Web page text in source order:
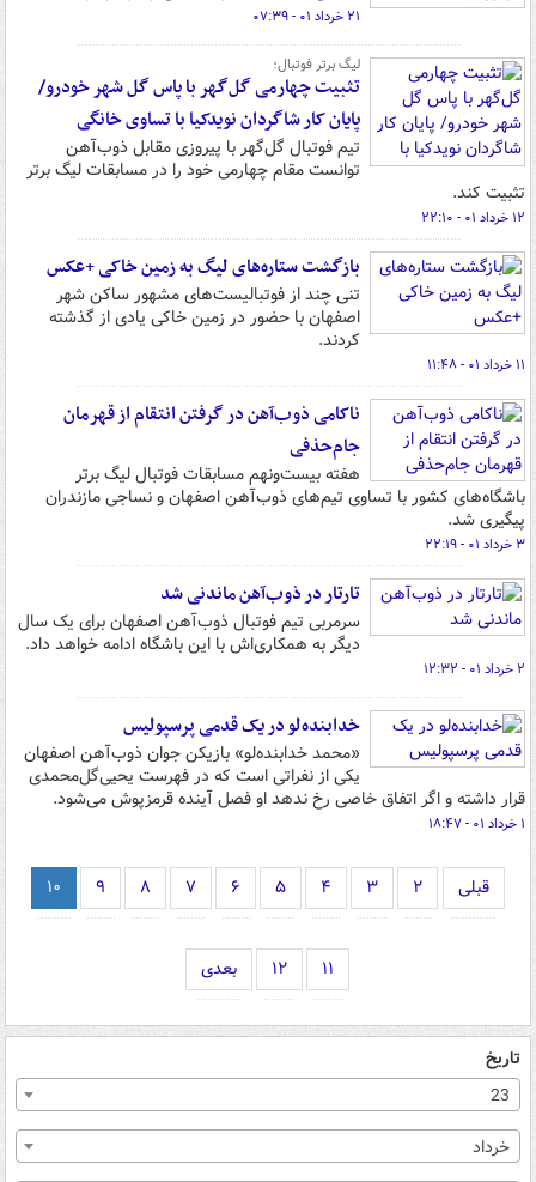
۲۱ خرداد ۰۱ - ۰۷:۳۹
لیگ برتر فوتبال؛
تثبیت چهارمی گل‌گهر با پاس گل شهر خودرو/
پایان کار شاگردان نویدکیا با تساوی خانگی
تیم فوتبال گل‌گهر با پیروزی مقابل ذوب‌آهن
توانست مقام چهارمی خود را در مسابقات لیگ برتر
تثبیت کند.
۱۲ خرداد ۰۱ - ۲۲:۱۰
بازگشت ستاره‌های لیگ به زمین خاکی +عکس
تنی چند از فوتبالیست‌های مشهور ساکن شهر
اصفهان با حضور در زمین خاکی یادی از گذشته
کردند.
۱۱ خرداد ۰۱ - ۱۱:۴۸
ناکامی ذوب‌آهن در گرفتن انتقام از قهرمان
جام‌حذفی
هفته بیست‌ونهم مسابقات فوتبال لیگ برتر
باشگاه‌های کشور با تساوی تیم‌های ذوب‌آهن اصفهان و نساجی مازندران
پیگیری شد.
۳ خرداد ۰۱ - ۲۲:۱۹
تارتار در ذوب‌آهن ماندنی شد
سرمربی تیم فوتبال ذوب‌آهن اصفهان برای یک سال
دیگر به همکاری‌اش با این باشگاه ادامه خواهد داد.
۲ خرداد ۰۱ - ۱۲:۳۲
خدابنده‌لو در یک قدمی پرسپولیس
«محمد خدابنده‌لو» بازیکن جوان ذوب‌آهن اصفهان
یکی از نفراتی است که در فهرست یحیی‌گل‌محمدی
قرار داشته و اگر اتفاق خاصی رخ ندهد او فصل آینده قرمزپوش می‌شود.
۱ خرداد ۰۱ - ۱۸:۴۷
قبلی ۲ ۳ ۴ ۵ ۶ ۷ ۸ ۹ ۱۰
۱۱ ۱۲ بعدی
تاریخ
23
خرداد